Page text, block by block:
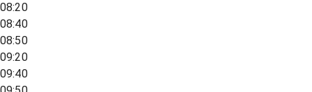
08:20
08:40
08:50
09:20
09:40